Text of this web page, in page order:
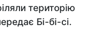
територію
Бі-бі-сі.